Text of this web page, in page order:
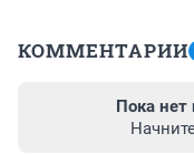
КОММЕНТАРИИ
Пока нет